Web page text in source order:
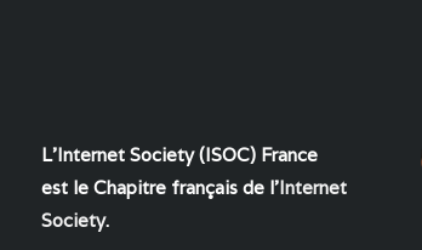
L'Internet Society (ISOC) France
est le Chapitre français de l'Internet
Society.